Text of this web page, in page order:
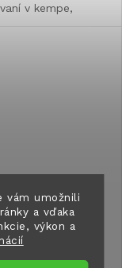
vám umožnili
a vďaka
výkon a
v kempe,
obytnom aute, na
sada
Zwilling